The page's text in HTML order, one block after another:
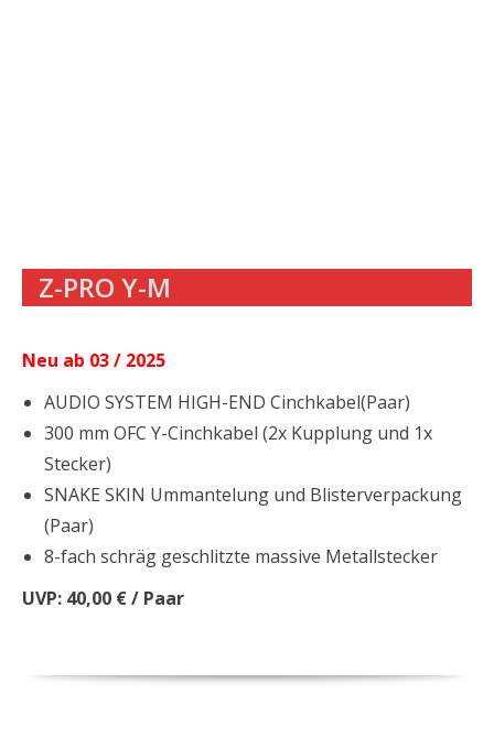
Z-PRO Y-M
Neu ab 03 / 2025
AUDIO SYSTEM HIGH-END Cinchkabel(Paar)
300 mm OFC Y-Cinchkabel (2x Kupplung und 1x
Stecker)
SNAKE SKIN Ummantelung und Blisterverpackung
(Paar)
8-fach schräg geschlitzte massive Metallstecker
UVP: 40,00 € / Paar